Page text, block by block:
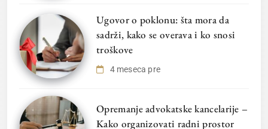
Ugovor o poklonu: šta mora da
sadrži, kako se overava i ko snosi
troškove
4 meseca pre
Opremanje advokatske kancelarije –
Kako organizovati radni prostor